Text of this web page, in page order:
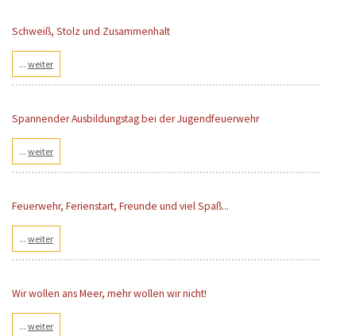
Schweiß, Stolz und Zusammenhalt
... weiter
Spannender Ausbildungstag bei der Jugendfeuerwehr
... weiter
Feuerwehr, Ferienstart, Freunde und viel Spaß...
... weiter
Wir wollen ans Meer, mehr wollen wir nicht!
... weiter